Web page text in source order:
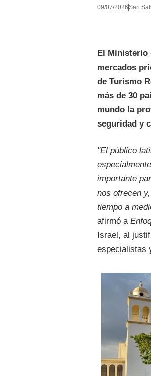
09/07/2026San
El Ministerio
mercados
de Turismo
más de 30
mundo la
seguridad y
"El público
importante
nos ofrecen
tiempo a
afirmó a
Israel, al
especialistas